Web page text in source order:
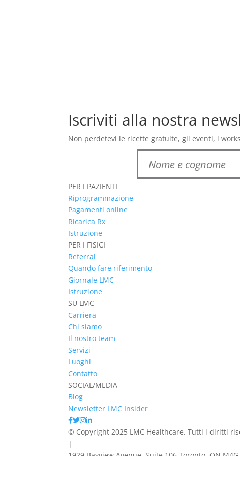
Iscriviti alla nostra
Non perdetevi le ricette gratuite, gli eventi, i
PER I PAZIENTI
Riprogrammazione
Pagamenti online
Ricarica Rx
Istruzione
PER I FISICI
Referral
Quando fare riferimento
Giornale LMC
Istruzione
SU LMC
Carriera
Chi siamo
Il nostro team
Servizi
Luoghi
Contatto
SOCIAL/MEDIA
Blog
Newsletter LMC Insider
© Copyright 2025 LMC Healthcare. Tutti i diritti
|
1929 Bayview Avenue. Suite 106 Toronto, ON M4G